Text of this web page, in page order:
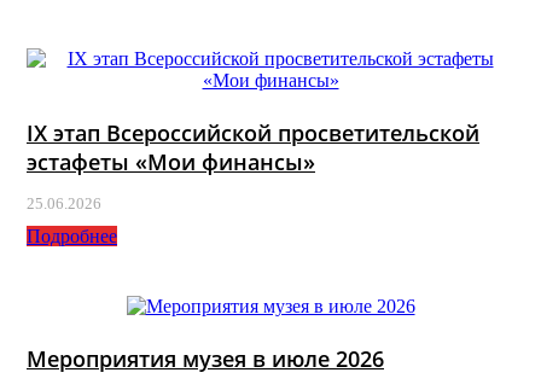
IX этап Всероссийской просветительской
эстафеты «Мои финансы»
25.06.2026
Подробнее
Мероприятия музея в июле 2026